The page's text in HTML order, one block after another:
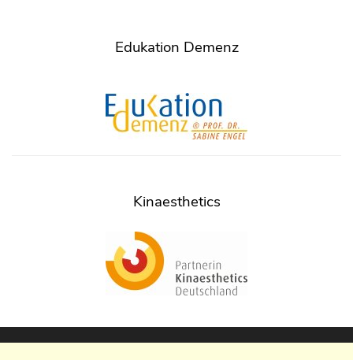
Edukation Demenz
Kinaesthetics